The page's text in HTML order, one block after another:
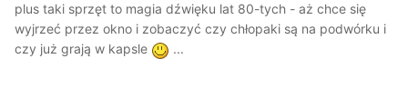
plus taki sprzęt to magia dźwięku lat 80-tych - aż chce się
wyjrzeć przez okno i zobaczyć czy chłopaki są na podwórku i
czy już grają w kapsle
...